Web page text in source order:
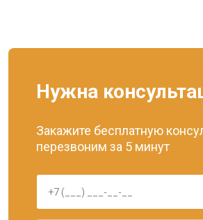
Нужна
Закажите бесплатную
перезвоним за 5 минут